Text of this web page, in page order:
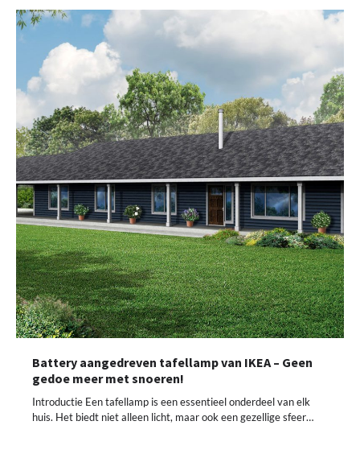
Battery aangedreven tafellamp van IKEA – Geen
gedoe meer met snoeren!
Introductie Een tafellamp is een essentieel onderdeel van elk
huis. Het biedt niet alleen licht, maar ook een gezellige sfeer…